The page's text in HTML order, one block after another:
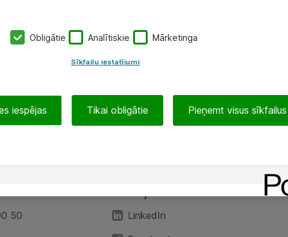
50
LinkedIn
Obligātie Analītiskie Mārketinga
Sīkfailu iestatījumi
iespējas Tikai obligātie Pieņemt visus sīkfailus